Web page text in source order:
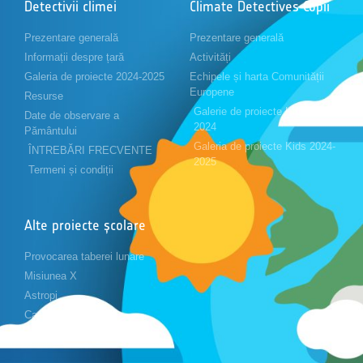
Detectivii climei
Prezentare generală
Informații despre țară
Galeria de proiecte 2024-2025
Resurse
Date de observare a
Pământului
ÎNTREBĂRI FRECVENTE
Termeni și condiții
Climate Detectives Copii
Prezentare generală
Activități
Echipele și harta Comunității
Europene
Galerie de proiecte Kids 2023-
2024
Galeria de proiecte Kids 2024-
2025
Alte proiecte școlare
Provocarea taberei lunare
Misiunea X
Astropi
Cansat